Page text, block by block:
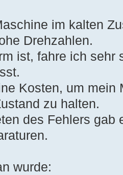
im kalten
Drehzahlen.
ist, fahre ich sehr
Kosten, um
zu halten.
des Fehlers
wurde: